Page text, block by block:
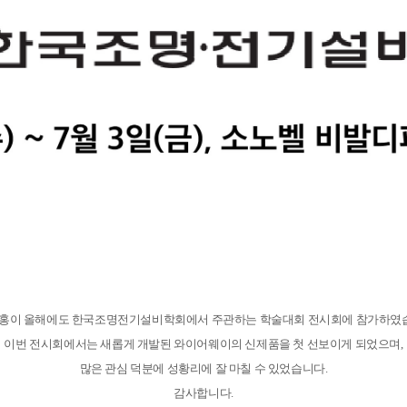
이 올해에도 한국조명전기설비학회에서 주관하는 학술대회 전시회에 참가하였
이번 전시회에서는 새롭게 개발된 와이어웨이의 신제품을 첫 선보이게 되었으며,
많은 관심 덕분에 성황리에 잘 마칠 수 있었습니다.
감사합니다.